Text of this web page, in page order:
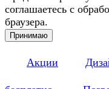
соглашаетесь с
браузера.
Принимаю
Акции